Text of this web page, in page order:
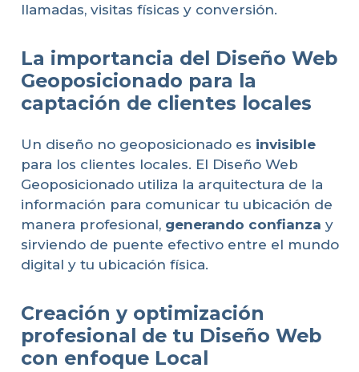
llamadas, visitas físicas y conversión.
La importancia del Diseño Web
Geoposicionado para la
captación de clientes locales
Un diseño no geoposicionado es invisible
para los clientes locales. El Diseño Web
Geoposicionado utiliza la arquitectura de la
información para comunicar tu ubicación de
manera profesional, generando confianza y
sirviendo de puente efectivo entre el mundo
digital y tu ubicación física.
Creación y optimización
profesional de tu Diseño Web
con enfoque Local